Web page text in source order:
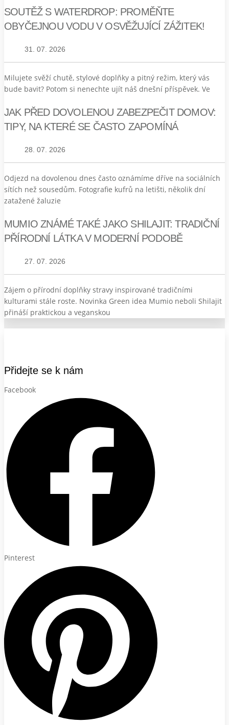
SOUTĚŽ S WATERDROP: PROMĚŇTE
OBYČEJNOU VODU V OSVĚŽUJÍCÍ ZÁŽITEK!
31. 07. 2026
Milujete svěží chutě, stylové doplňky a pitný režim, který vás
bude bavit? Potom si nenechte ujít náš dnešní příspěvek. Ve
JAK PŘED DOVOLENOU ZABEZPEČIT DOMOV:
TIPY, NA KTERÉ SE ČASTO ZAPOMÍNÁ
28. 07. 2026
Odjezd na dovolenou dnes často oznámíme dříve na sociálních
sítích než sousedům. Fotografie kufrů na letišti, několik dní
zatažené žaluzie
MUMIO ZNÁMÉ TAKÉ JAKO SHILAJIT: TRADIČNÍ
PŘÍRODNÍ LÁTKA V MODERNÍ PODOBĚ
27. 07. 2026
Zájem o přírodní doplňky stravy inspirované tradičními
kulturami stále roste. Novinka Green idea Mumio neboli Shilajit
přináší praktickou a veganskou
Přidejte se k nám
Facebook
Pinterest